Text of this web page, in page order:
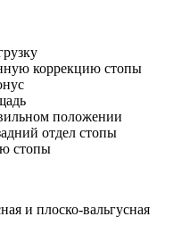
коррекцию стопы
положении
отдел стопы
стопы
и плоско-вальгусная